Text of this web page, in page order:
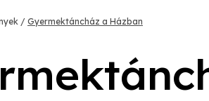
Gyermektáncház a Házban